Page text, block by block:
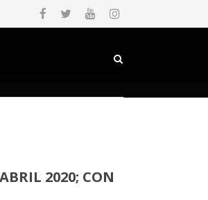
2020; CON